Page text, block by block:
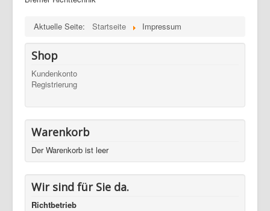
Aktuelle Seite: Startseite Impressum
Shop
Kundenkonto
Registrierung
Warenkorb
Der Warenkorb ist leer
Wir sind für Sie da.
Richtbetrieb